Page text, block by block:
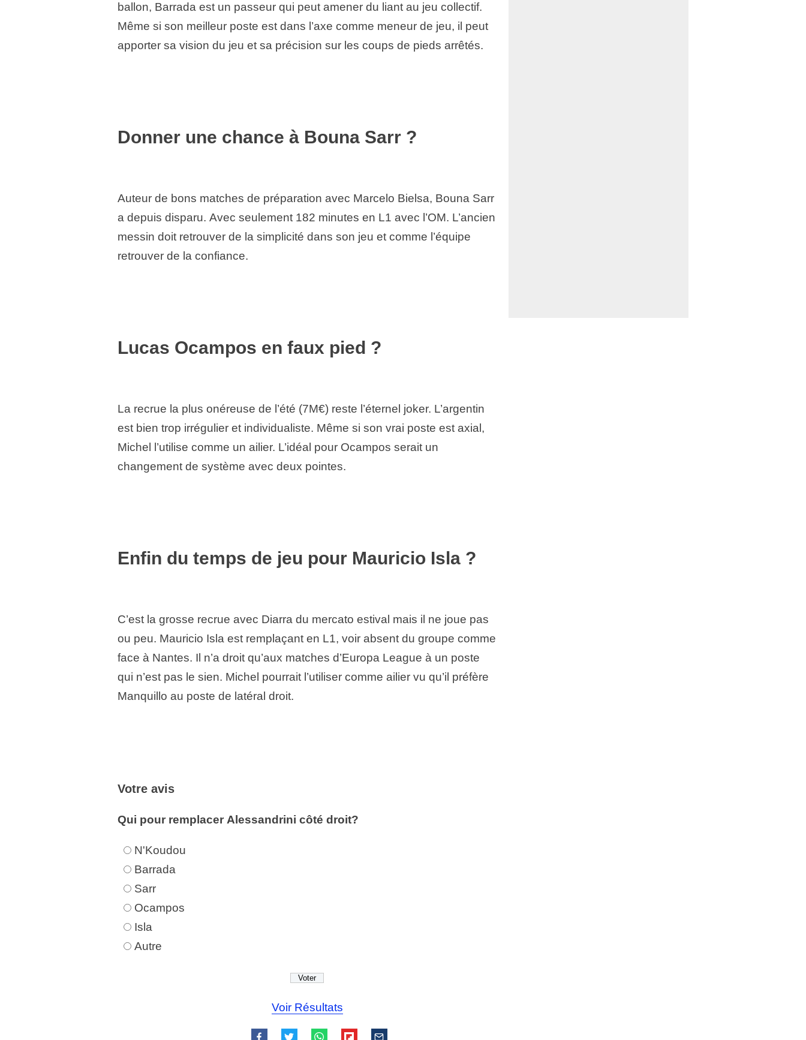
ballon, Barrada est un passeur qui peut amener du liant au jeu collectif.
Même si son meilleur poste est dans l’axe comme meneur de jeu, il peut
apporter sa vision du jeu et sa précision sur les coups de pieds arrêtés.
Donner une chance à Bouna Sarr ?
Auteur de bons matches de préparation avec Marcelo Bielsa, Bouna Sarr
a depuis disparu. Avec seulement 182 minutes en L1 avec l’OM. L’ancien
messin doit retrouver de la simplicité dans son jeu et comme l’équipe
retrouver de la confiance.
Lucas Ocampos en faux pied ?
La recrue la plus onéreuse de l’été (7M€) reste l’éternel joker. L’argentin
est bien trop irrégulier et individualiste. Même si son vrai poste est axial,
Michel l’utilise comme un ailier. L’idéal pour Ocampos serait un
changement de système avec deux pointes.
Enfin du temps de jeu pour Mauricio Isla ?
C’est la grosse recrue avec Diarra du mercato estival mais il ne joue pas
ou peu. Mauricio Isla est remplaçant en L1, voir absent du groupe comme
face à Nantes. Il n’a droit qu’aux matches d’Europa League à un poste
qui n’est pas le sien. Michel pourrait l’utiliser comme ailier vu qu’il préfère
Manquillo au poste de latéral droit.
Votre avis
Qui pour remplacer Alessandrini côté droit?
N'Koudou
Barrada
Sarr
Ocampos
Isla
Autre
Voir Résultats